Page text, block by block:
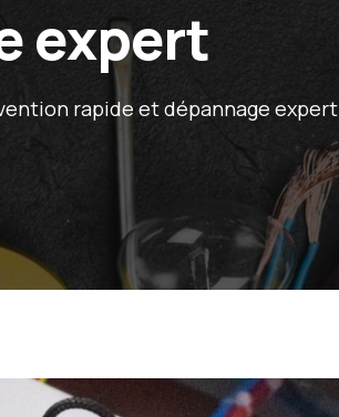
expert
rapide et dépannage expert